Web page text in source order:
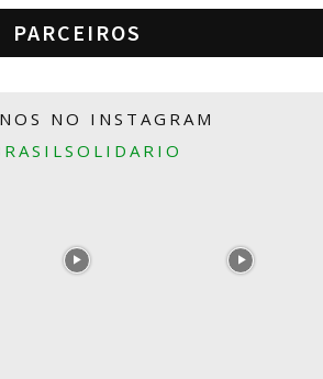
PARCEIROS
NO INSTAGRAM